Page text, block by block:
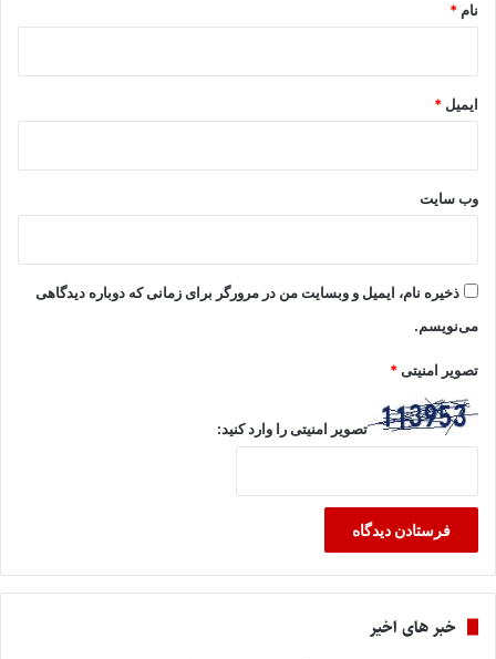
نام *
ایمیل *
وب‌ سایت
ذخیره نام، ایمیل و وبسایت من در مرورگر برای زمانی که دوباره دیدگاهی
می‌نویسم.
تصویر امنیتی*
تصویر امنیتی را وارد کنید:
خبر های اخیر